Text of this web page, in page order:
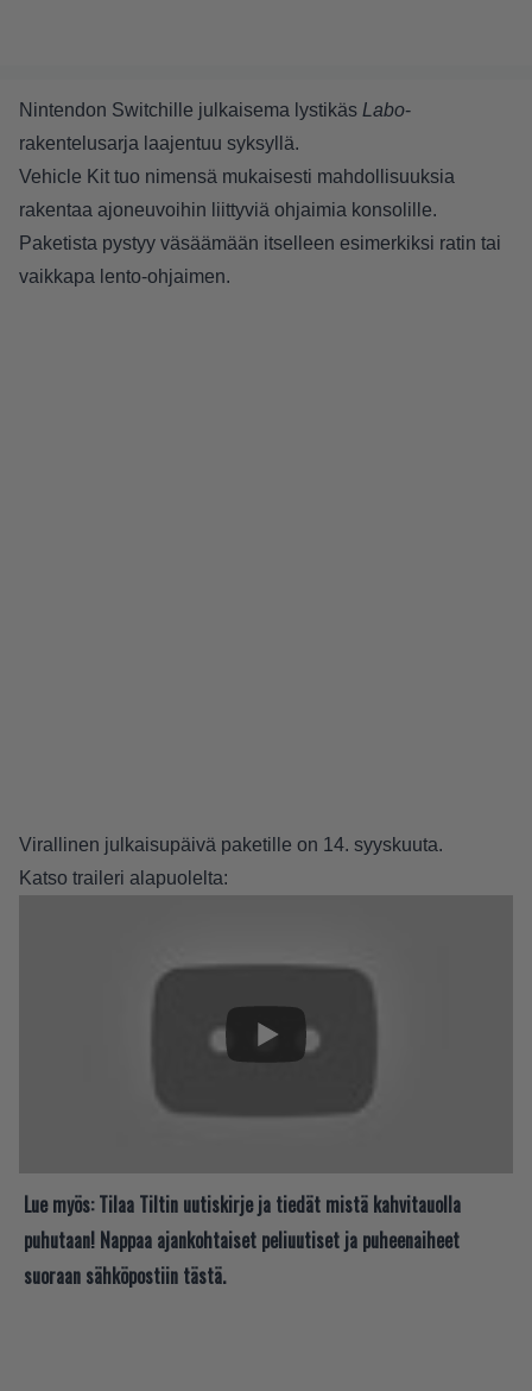
Nintendon Switchille julkaisema lystikäs Labo-
rakentelusarja laajentuu syksyllä.
Vehicle Kit tuo nimensä mukaisesti mahdollisuuksia
rakentaa ajoneuvoihin liittyviä ohjaimia konsolille.
Paketista pystyy väsäämään itselleen esimerkiksi ratin tai
vaikkapa lento-ohjaimen.
Virallinen julkaisupäivä paketille on 14. syyskuuta.
Katso traileri alapuolelta:
Lue myös: Tilaa Tiltin uutiskirje ja tiedät mistä kahvitauolla
puhutaan! Nappaa ajankohtaiset peliuutiset ja puheenaiheet
suoraan sähköpostiin tästä.